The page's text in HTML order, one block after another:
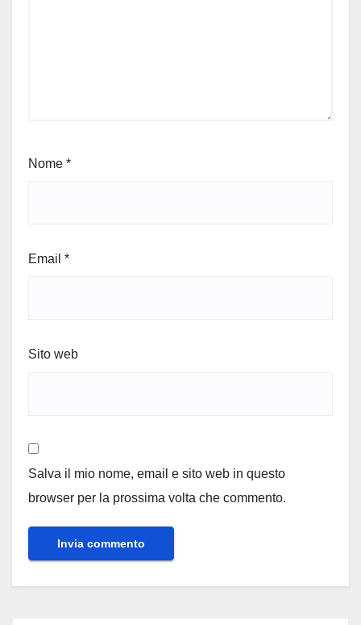
Nome *
Email *
Sito web
Salva il mio nome, email e sito web in questo
browser per la prossima volta che commento.